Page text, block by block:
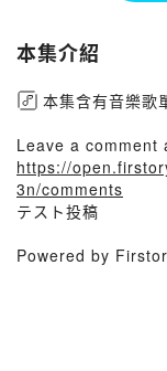
本集介紹
本集含有音樂歌
Leave a comment
https://
3n/comments
テスト投稿
Powered by